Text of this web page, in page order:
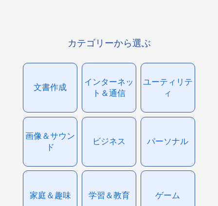
カテゴリーから選ぶ
文書作成
インターネッ
ト＆通信
ユーティリテ
ィ
画像＆サウン
ド
ビジネス パーソナル
家庭＆趣味 学習＆教育 ゲーム